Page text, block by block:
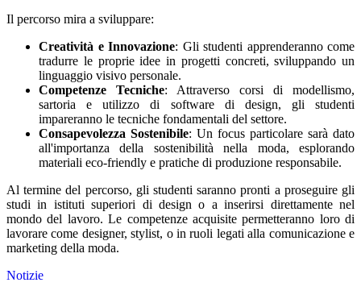
Il percorso mira a sviluppare:
Creatività e Innovazione: Gli studenti apprenderanno come
tradurre le proprie idee in progetti concreti, sviluppando un
linguaggio visivo personale.
Competenze Tecniche: Attraverso corsi di modellismo,
sartoria e utilizzo di software di design, gli studenti
impareranno le tecniche fondamentali del settore.
Consapevolezza Sostenibile: Un focus particolare sarà dato
all'importanza della sostenibilità nella moda, esplorando
materiali eco-friendly e pratiche di produzione responsabile.
Al termine del percorso, gli studenti saranno pronti a proseguire gli
studi in istituti superiori di design o a inserirsi direttamente nel
mondo del lavoro. Le competenze acquisite permetteranno loro di
lavorare come designer, stylist, o in ruoli legati alla comunicazione e
marketing della moda.
Notizie